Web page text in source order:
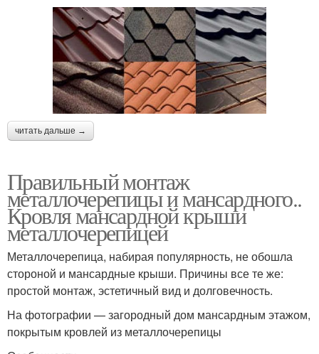
читать дальше →
Правильный монтаж
металлочерепицы и мансардного..
Кровля мансардной крыши
металлочерепицей
Металлочерепица, набирая популярность, не обошла
стороной и мансардные крыши. Причины все те же:
простой монтаж, эстетичный вид и долговечность.
На фотографии — загородный дом мансардным этажом,
покрытым кровлей из металлочерепицы